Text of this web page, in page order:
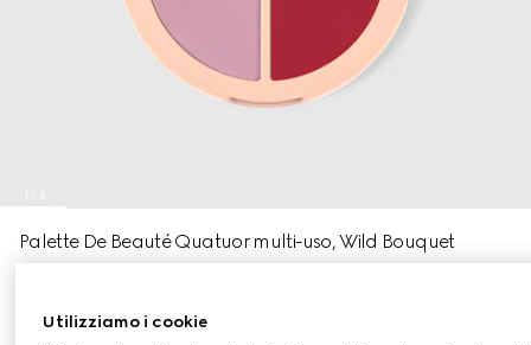
8
Palette De Beauté Quatuor multi-uso, Wild Bouquet
€ 68
Utilizziamo i cookie